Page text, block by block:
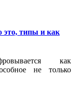
это, типы и как
как
не только